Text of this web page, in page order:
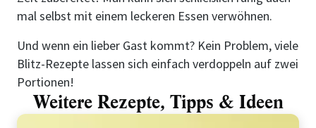
mal selbst mit einem leckeren Essen verwöhnen.
Und wenn ein lieber Gast kommt? Kein Problem, viele
Blitz-Rezepte lassen sich einfach verdoppeln auf zwei
Portionen!
Weitere Rezepte, Tipps & Ideen